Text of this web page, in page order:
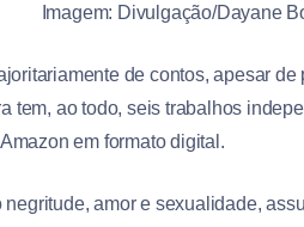
Imagem: Divulgação/Dayane
de contos, apesar
tem, ao todo, seis trabalhos
em formato digital.
amor e sexualidade,